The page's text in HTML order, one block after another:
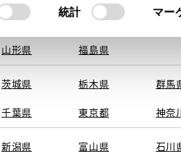
統計 マー
青森県 岩手県 宮城県
山形県 福島県
茨城県 栃木県 群馬
千葉県 東京都 神奈
新潟県 富山県 石川
申し訳ございま
何らかの問題が発生し
恐れ入りますが、しばらく経ってから再